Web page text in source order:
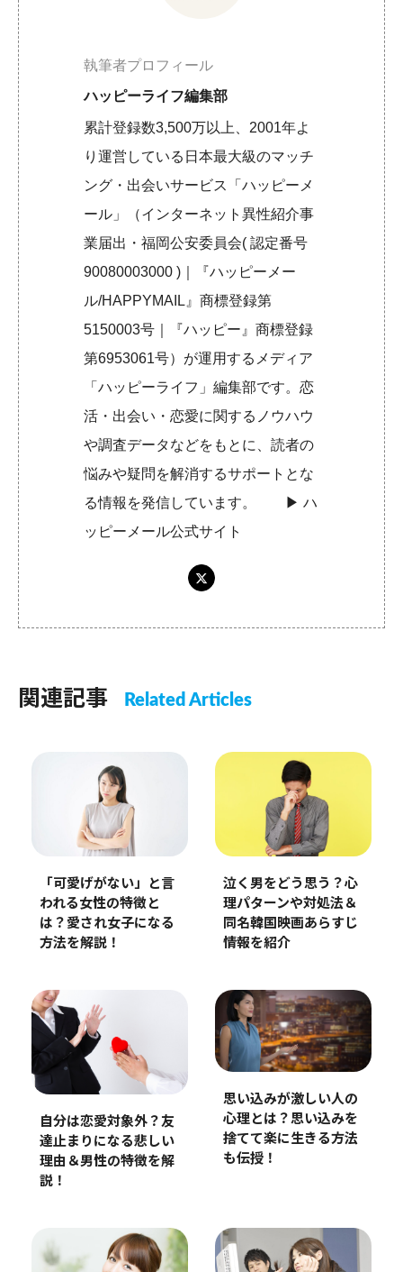
執筆者プロフィール
ハッピーライフ編集部
累計登録数3,500万以上、2001年よ
り運営している日本最大級のマッチ
ング・出会いサービス「ハッピーメ
ール」（インターネット異性紹介事
業届出・福岡公安委員会( 認定番号
90080003000 )｜『ハッピーメー
ル/HAPPYMAIL』商標登録第
5150003号｜『ハッピー』商標登録
第6953061号）が運用するメディア
「ハッピーライフ」編集部です。恋
活・出会い・恋愛に関するノウハウ
や調査データなどをもとに、読者の
悩みや疑問を解消するサポートとな
る情報を発信しています。 ▶︎ハ
ッピーメール公式サイト
関連記事 Related Articles
「可愛げがない」と言
われる女性の特徴と
は？愛され女子になる
方法を解説！
泣く男をどう思う？心
理パターンや対処法＆
同名韓国映画あらすじ
情報を紹介
自分は恋愛対象外？友
達止まりになる悲しい
理由＆男性の特徴を解
説！
思い込みが激しい人の
心理とは？思い込みを
捨てて楽に生きる方法
も伝授！